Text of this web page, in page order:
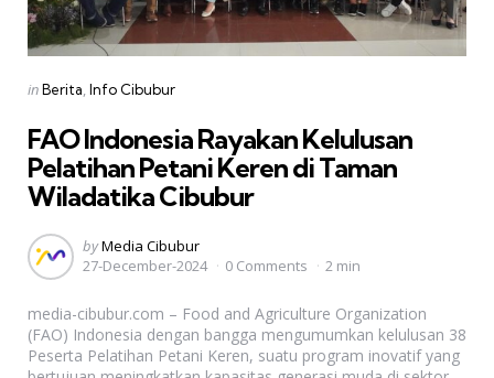
Categories
Posted
inBerita Info Cibubur
FAO Indonesia Rayakan Kelulusan
Pelatihan Petani Keren di Taman
Wiladatika Cibubur
Posted
by
byMedia Cibubur
27-December-2024
0 Comments 2 min
media-cibubur.com – Food and Agriculture Organization
(FAO) Indonesia dengan bangga mengumumkan kelulusan 38
Peserta Pelatihan Petani Keren, suatu program inovatif yang